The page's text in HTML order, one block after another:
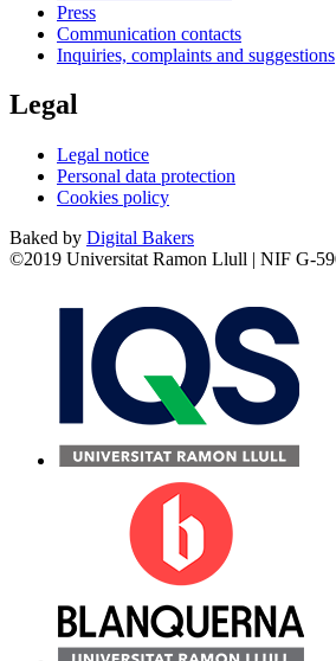
Press
Communication contacts
Inquiries, complaints and suggestions
Legal
Legal notice
Personal data protection
Cookies policy
Baked by Digital Bakers
©2019 Universitat Ramon Llull | NIF G-